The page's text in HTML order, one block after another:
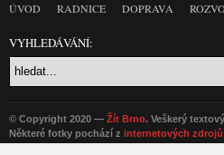
ÚVOD RADNICE DOPRAVA
VYHLEDÁVÁNÍ:
© Copyright 2020 — Žít Brno. Veškerý
Některé fotky pochází z internetových